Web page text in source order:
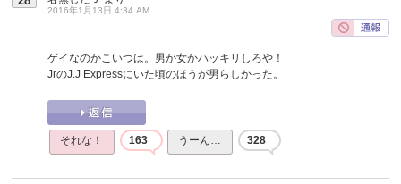
2016年1月13日 4:34 AM
ゲイなのかこいつは。男か女かハッキリしろや！
JrのJ.J Expressにいた頃のほうが男らしかった。
それな！ 163 うーん… 328